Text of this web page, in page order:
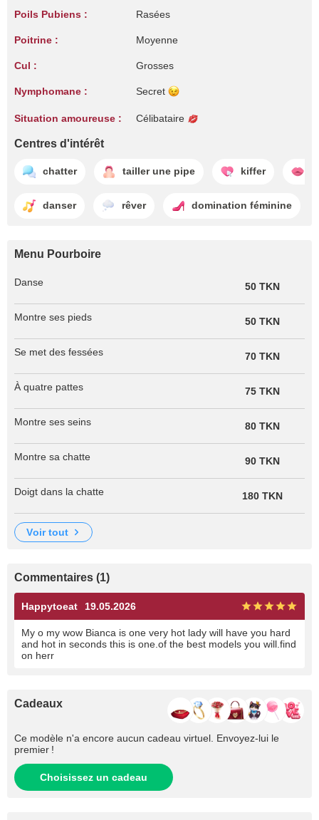
Poils Pubiens : Rasées
Poitrine : Moyenne
Cul : Grosses
Nymphomane : Secret
Situation amoureuse : Célibataire
Centres d'intérêt
chatter tailler une pipe kiffer
danser rêver domination féminine
Menu Pourboire
Danse 50 TKN
Montre ses pieds 50 TKN
Se met des fessées 70 TKN
À quatre pattes 75 TKN
Montre ses seins 80 TKN
Montre sa chatte 90 TKN
Doigt dans la chatte 180 TKN
voir tout
Commentaires (1)
Happytoeat 19.05.2026
My o my wow Bianca is one very hot lady will have you hard
and hot in seconds this is one.of the best models you will.find
on herr
Cadeaux
Ce modèle n'a encore aucun cadeau virtuel. Envoyez-lui le
premier !
Choisissez un cadeau